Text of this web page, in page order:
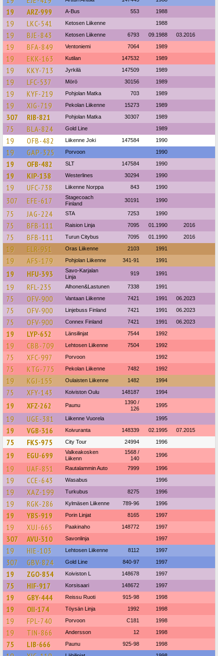
19 ARZ-999 A-Bus 553 1988
19 LKC-541 Ketosen Liikenne 1988
19 BJE-843 Ketosen Liikenne 6793 09.1988 03.2016
19 BFA-849 Ventoniemi 7064 1989
19 EKK-163 Kutilan 147532 1989
19 KKY-713 Jyrkilä 147509 1989
19 LFC-537 Mörö 30156 1989
19 KYF-219 Pohjolan Matka 703 1989
19 XIG-719 Pekolan Liikenne 15273 1989
307 RIB-821 Pohjolan Matka 30307 1989
75 BLA-824 Gold Line 1989
19 OFB-482 Liikenne Joki 147584 1990
19 GAP-325 Porvoon 1990
19 OFB-482 SLT 147584 1990
19 KIP-138 Westerlines 30294 1990
19 UFC-738 Liikenne Norppa 843 1990
307 EFE-617
Stagecoach
Finland
30191 1990
75 JAG-224 STA 7253 1990
75 BFB-111 Raision Linja 7095 01.1990 2016
75 BFB-111 Turun Citybus 7095 01.1990 2016
19 ELR-951 Oras Liikenne 2103 1991
19 AFS-179 Pohjolan Liikenne 341-91 1991
19 HFU-393
Savo-Karjalan
Linja
919 1991
19 RFL-235 Alhonen&Lastunen 7338 1991
75 OFV-900 Vantaan Liikenne 7421 1991 06.2023
75 OFV-900 Linjebuss Finland 7421 1991 06.2023
75 OFV-900 Connex Finland 7421 1991 06.2023
19 LYP-652 Länsilinjat 7544 1992
19 CBB-709 Lehtosen Liikenne 7504 1992
75 XFC-997 Porvoon 1992
75 KTG-775 Pekolan Liikenne 7482 1992
19 KGJ-155 Oulaisten Liikenne 1482 1994
75 XFY-143 Koiviston Oulu 148187 1994
19 XFZ-262 Paunu
1390 /
126
1995
19 UGE-381 Liikenne Vuorela 1995
19 VGB-316 Koivuranta 148339 02.1995 07.2015
75 FKS-975 City Tour 24994 1996
19 EGU-699
Valkeakosken
Liikenn
1568 /
140
1996
19 UAF-851 Rautalammin Auto 7999 1996
19 CCE-643 Wasabus 1996
19 XAZ-199 Turkubus 8275 1996
19 RGK-286 Kylmäsen Liikenne 789-96 1996
19 YBS-919 Porin Linjat 8165 1997
19 XUJ-665 Paakinaho 148772 1997
307 AVU-310 Savonlinja 1997
19 HIE-103 Lehtosen Liikenne 8112 1997
307 GBV-824 Gold Line 840-97 1997
19 ZGO-854 Koiviston L 148678 1997
75 HIF-917 Korsisaari 148672 1997
19 GBY-444 Reissu Ruoti 915-98 1998
19 OII-174 Töysän Linja 1992 1998
19 FPL-740 Porvoon C181 1998
19 TIN-866 Andersson 12 1998
75 LIB-666 Paunu 925-98 1998